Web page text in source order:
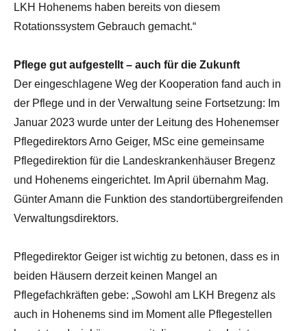
LKH Hohenems haben bereits von diesem
Rotationssystem Gebrauch gemacht.“
Pflege gut aufgestellt – auch für die Zukunft
Der eingeschlagene Weg der Kooperation fand auch in
der Pflege und in der Verwaltung seine Fortsetzung: Im
Januar 2023 wurde unter der Leitung des Hohenemser
Pflegedirektors Arno Geiger, MSc eine gemeinsame
Pflegedirektion für die Landeskrankenhäuser Bregenz
und Hohenems eingerichtet. Im April übernahm Mag.
Günter Amann die Funktion des standortübergreifenden
Verwaltungsdirektors.
Pflegedirektor Geiger ist wichtig zu betonen, dass es in
beiden Häusern derzeit keinen Mangel an
Pflegefachkräften gebe: „Sowohl am LKH Bregenz als
auch in Hohenems sind im Moment alle Pflegestellen